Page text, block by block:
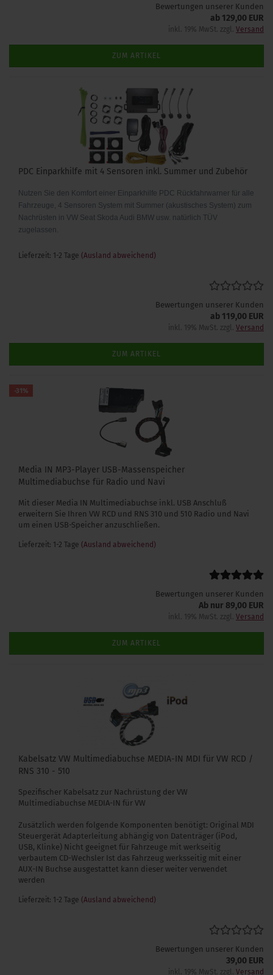
Bewertungen unserer Kunden
ab 129,00 EUR
inkl. 19% MwSt. zzgl. Versand
ZUM ARTIKEL
PDC Einparkhilfe mit 4 Sensoren inkl. Summer und Zubehör
Nutzen Sie den Komfort einer Einparkhilfe PDC Rückfahrwarner für alle
Fahrzeuge, 4 Sensoren System mit Summer (akustisches System) zum
Nachrüsten in VW Seat Skoda Audi BMW usw. natürlich TÜV
zugelassen.
Lieferzeit: 1-2 Tage (Ausland abweichend)
Bewertungen unserer Kunden
ab 119,00 EUR
inkl. 19% MwSt. zzgl. Versand
ZUM ARTIKEL
-31%
Media IN MP3-Player USB-Massenspeicher
Multimediabuchse für Radio und Navi
Mit dieser Media IN Multimediabuchse inkl. USB Anschluß
erweitern Sie Ihren VW RCD und RNS 310 und 510 Radio und Navi
um einen USB-Speicher anzuschließen.
Lieferzeit: 1-2 Tage (Ausland abweichend)
Bewertungen unserer Kunden
Ab nur 89,00 EUR
inkl. 19% MwSt. zzgl. Versand
ZUM ARTIKEL
Kabelsatz VW Multimediabuchse MEDIA-IN MDI für VW RCD /
RNS 310 - 510
Spezifischer Kabelsatz zur Nachrüstung der VW
Multimediabuchse MEDIA-IN für VW
Zusätzlich werden folgende Komponenten benötigt: Original MDI
Steuergerät Adapterleitung abhängig von Datenträger (iPod,
USB, Klinke) Nicht geeignet für Fahrzeuge mit werkseitig
verbautem CD-Wechsler Ist das Fahrzeug werksseitig mit einer
AUX-IN Buchse ausgestattet kann dieser weiter verwendet
werden
Lieferzeit: 1-2 Tage (Ausland abweichend)
Bewertungen unserer Kunden
39,00 EUR
inkl. 19% MwSt. zzgl. Versand